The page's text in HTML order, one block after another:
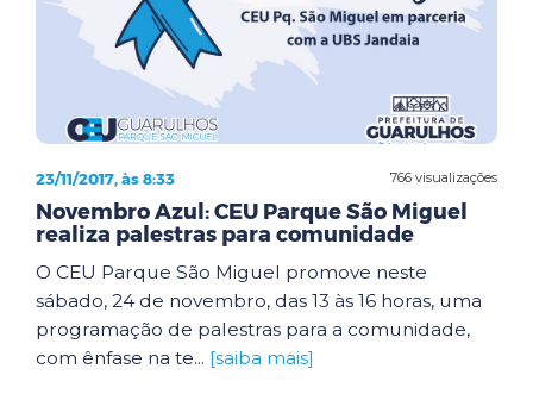
766 visualizações
23/11/2017, às 8:33
Novembro Azul: CEU Parque São Miguel
realiza palestras para comunidade
O CEU Parque São Miguel promove neste
sábado, 24 de novembro, das 13 às 16 horas, uma
programação de palestras para a comunidade,
com ênfase na te... [saiba mais]